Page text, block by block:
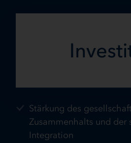
Stärkung des
Zusammenhalts und der
Integration